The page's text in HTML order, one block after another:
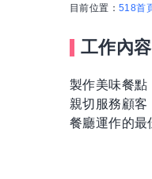
目前位置： 518首
工作內容
製作美味餐點
親切服務顧客
餐廳運作的最